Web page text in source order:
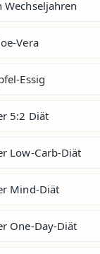
Vera
Essig
5:2 Diät
Low-Carb-Diät
Mind-Diät
One-Day-Diät